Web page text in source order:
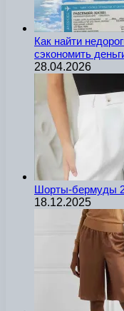
Как найти
сэкономить
28.04.2026
Шорты-бермуды
18.12.2025